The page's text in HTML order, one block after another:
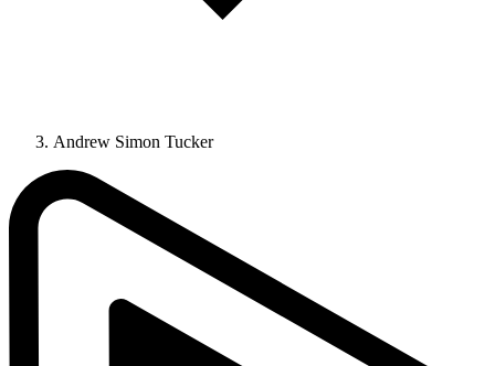
Andrew Simon Tucker